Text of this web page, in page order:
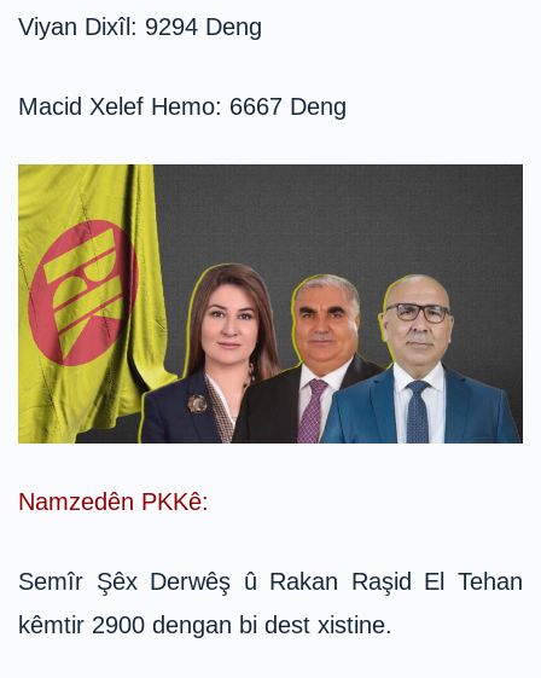
Viyan Dixîl: 9294 Deng
Macid Xelef Hemo: 6667 Deng
Namzedên PKKê:
Semîr Şêx Derwêş û Rakan Raşid El Tehan
kêmtir 2900 dengan bi dest xistine.